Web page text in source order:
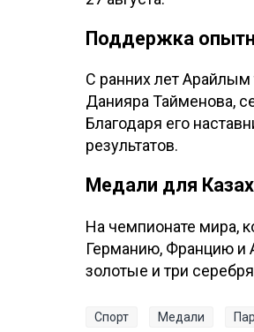
Поддержка
С ранних лет Арайлым
Данияра Тайменова,
Благодаря его
результатов.
Медали для
На чемпионате мира,
Германию, Францию и
золотые и три
Спорт Медали